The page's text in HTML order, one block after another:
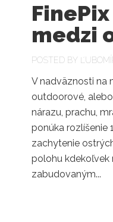
medzi
POSTED BY
V nadväznosti na
outdoorové,
nárazu, prachu,
ponúka rozlíšenie
zachytenie
polohu kdekoľvek
zabudovaným...